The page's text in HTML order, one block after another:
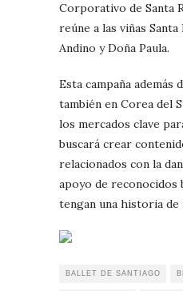
Corporativo de Santa
reúne a las viñas
Andino y Doña Paula.
Esta campaña además
también en Corea del
los mercados clave
buscará crear
relacionados con la
apoyo de reconocidos
tengan una historia de
BALLET DE SANTIAGO